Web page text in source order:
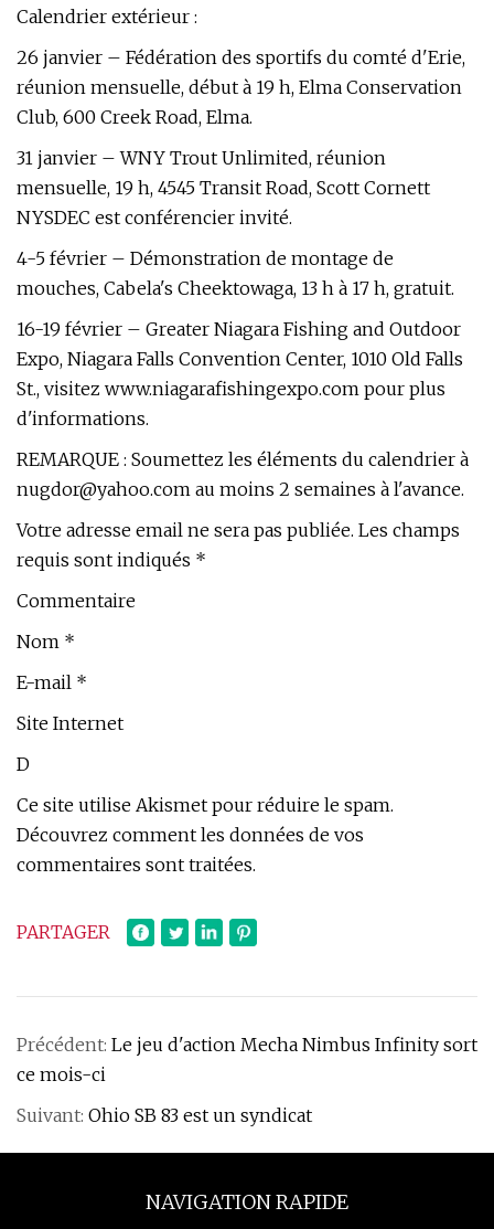
Calendrier extérieur :
26 janvier – Fédération des sportifs du comté d'Erie,
réunion mensuelle, début à 19 h, Elma Conservation
Club, 600 Creek Road, Elma.
31 janvier – WNY Trout Unlimited, réunion
mensuelle, 19 h, 4545 Transit Road, Scott Cornett
NYSDEC est conférencier invité.
4-5 février – Démonstration de montage de
mouches, Cabela's Cheektowaga, 13 h à 17 h, gratuit.
16-19 février – Greater Niagara Fishing and Outdoor
Expo, Niagara Falls Convention Center, 1010 Old Falls
St., visitez www.niagarafishingexpo.com pour plus
d'informations.
REMARQUE : Soumettez les éléments du calendrier à
nugdor@yahoo.com au moins 2 semaines à l'avance.
Votre adresse email ne sera pas publiée. Les champs
requis sont indiqués *
Commentaire
Nom *
E-mail *
Site Internet
D
Ce site utilise Akismet pour réduire le spam.
Découvrez comment les données de vos
commentaires sont traitées.
PARTAGER
Précédent: Le jeu d'action Mecha Nimbus Infinity sort
ce mois-ci
Suivant: Ohio SB 83 est un syndicat
NAVIGATION RAPIDE